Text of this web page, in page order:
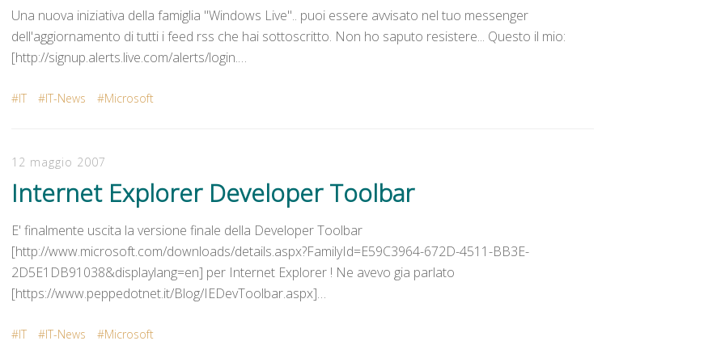
Una nuova iniziativa della famiglia "Windows Live".. puoi essere avvisato nel tuo messenger
dell'aggiornamento di tutti i feed rss che hai sottoscritto. Non ho saputo resistere... Questo il mio:
[http://signup.alerts.live.com/alerts/login.…
IT IT-News Microsoft
12 maggio 2007
Internet Explorer Developer Toolbar
E' finalmente uscita la versione finale della Developer Toolbar
[http://www.microsoft.com/downloads/details.aspx?FamilyId=E59C3964-672D-4511-BB3E-
2D5E1DB91038&displaylang=en] per Internet Explorer ! Ne avevo gia parlato
[https://www.peppedotnet.it/Blog/IEDevToolbar.aspx]…
IT IT-News Microsoft